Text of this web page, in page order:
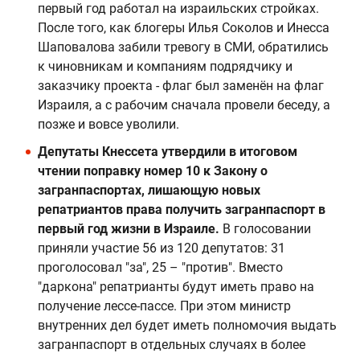
первый год работал на израильских стройках.
После того, как блогеры Илья Соколов и Инесса
Шаповалова забили тревогу в СМИ, обратились
к чиновникам и компаниям подрядчику и
заказчику проекта - флаг был заменён на флаг
Израиля, а с рабочим сначала провели беседу, а
позже и вовсе уволили.
Депутаты Кнессета утвердили в итоговом
чтении поправку номер 10 к Закону о
загранпаспортах, лишающую новых
репатриантов права получить загранпаспорт в
первый год жизни в Израиле. В голосовании
приняли участие 56 из 120 депутатов: 31
проголосовал "за", 25 – "против". Вместо
"даркона" репатрианты будут иметь право на
получение лессе-пассе. При этом министр
внутренних дел будет иметь полномочия выдать
загранпаспорт в отдельных случаях в более